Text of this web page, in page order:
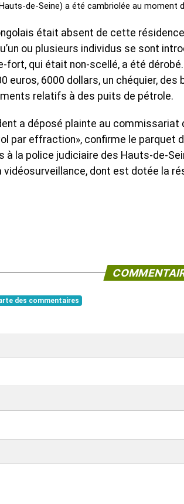
de-Seine) a été cambriolée au moment
était absent de cette
ou plusieurs individus se sont
fort, qui était non-scellé, a été
euros, 6000 dollars, un chéquier,
relatifs à des puits de pétrole.
a déposé plainte au commissariat
par effraction», confirme le parquet
à la police judiciaire des Hauts-de-
vidéosurveillance, dont est dotée la
des commentaires